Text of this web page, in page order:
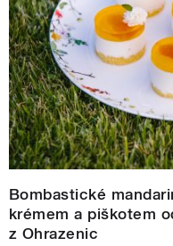
Bombastické
krémem a piškotem
z Ohrazenic